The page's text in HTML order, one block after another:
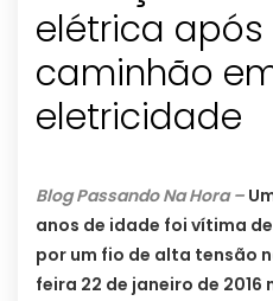
elétrica
caminhão
eletricidade
Blog Passando Na Hora –
anos de idade foi vítima
por um fio de alta tensão
feira 22 de janeiro de 2016